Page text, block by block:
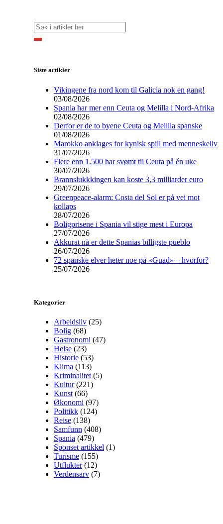
Siste artikler
Vikingene fra nord kom til Galicia nok en gang!
03/08/2026
Spania har mer enn Ceuta og Melilla i Nord-Afrika
02/08/2026
Derfor er de to byene Ceuta og Melilla spanske
01/08/2026
Marokko anklages for kynisk spill med menneskeliv
31/07/2026
Flere enn 1.500 har svømt til Ceuta på én uke
30/07/2026
Brannslukkkingen kan koste 3,3 milliarder euro
29/07/2026
Greenpeace-alarm: Costa del Sol er på vei mot
kollaps
28/07/2026
Boligprisene i Spania vil stige mest i Europa
27/07/2026
Akkurat nå er dette Spanias billigste pueblo
26/07/2026
72 spanske elver heter noe på «Guad» – hvorfor?
25/07/2026
Kategorier
Arbeidsliv (25)
Bolig (68)
Gastronomi (47)
Helse (23)
Historie (53)
Klima (113)
Kriminalitet (5)
Kultur(221)
Kunst (66)
Økonomi (97)
Politikk (124)
Reise (138)
Samfunn (408)
Spania (479)
Sponset artikkel (1)
Turisme (155)
Utflukter(12)
Verdensarv (7)